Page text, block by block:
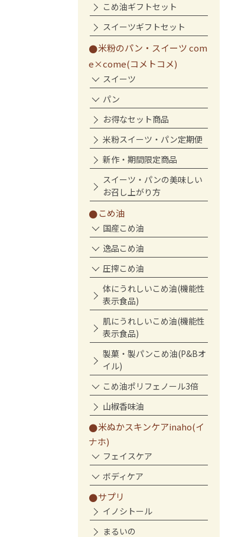
こめ油ギフトセット
スイーツギフトセット
米粉のパン・スイーツ com
e×come(コメトコメ)
スイーツ
パン
お得なセット商品
米粉スイーツ・パン定期便
新作・期間限定商品
スイーツ・パンの美味しい
お召し上がり方
こめ油
国産こめ油
逸品こめ油
圧搾こめ油
体にうれしいこめ油(機能性
表示食品)
肌にうれしいこめ油(機能性
表示食品)
製菓・製パンこめ油(P&Bオ
イル)
こめ油ポリフェノール3倍
山椒香味油
米ぬかスキンケアinaho(イ
ナホ)
フェイスケア
ボディケア
サプリ
イノシトール
まるいの